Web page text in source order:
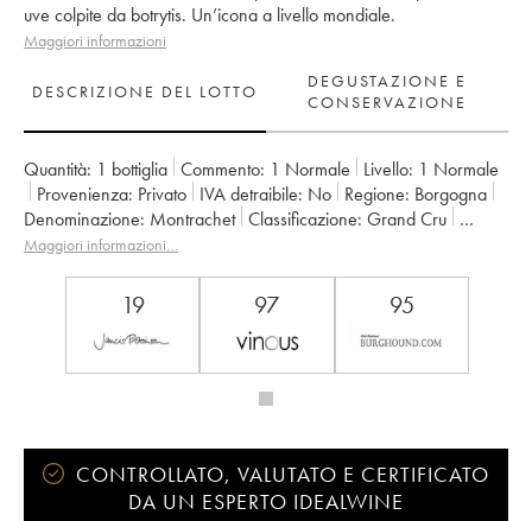
uve colpite da botrytis. Un’icona a livello mondiale.
Maggiori informazioni
DESCRIZIONE DEL LOTTO
DEGUSTAZIONE E
CONSERVAZIONE
Quantità: 1 bottiglia Commento: 1 Normale Livello: 1 Normale
Provenienza:
privato IVA detraibile: no Regione:
Borgogna
Denominazione:
Montrachet Classificazione:
Grand Cru
Proprietario:
Domaine de la Romanée-Conti
Maggiori informazioni…
19 97 95
CONTROLLATO, VALUTATO E CERTIFICATO
DA UN ESPERTO IDEALWINE